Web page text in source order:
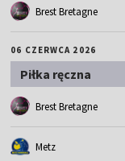
Brest Bretagne
06 CZERWCA 2026
Piłka ręczna
Brest Bretagne
Metz